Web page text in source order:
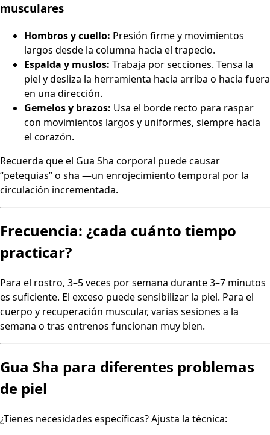
musculares
Hombros y cuello: Presión firme y movimientos
largos desde la columna hacia el trapecio.
Espalda y muslos: Trabaja por secciones. Tensa la
piel y desliza la herramienta hacia arriba o hacia fuera
en una dirección.
Gemelos y brazos: Usa el borde recto para raspar
con movimientos largos y uniformes, siempre hacia
el corazón.
Recuerda que el Gua Sha corporal puede causar
“petequias” o sha —un enrojecimiento temporal por la
circulación incrementada.
Frecuencia: ¿cada cuánto tiempo
practicar?
Para el rostro, 3–5 veces por semana durante 3–7 minutos
es suficiente. El exceso puede sensibilizar la piel. Para el
cuerpo y recuperación muscular, varias sesiones a la
semana o tras entrenos funcionan muy bien.
Gua Sha para diferentes problemas
de piel
¿Tienes necesidades específicas? Ajusta la técnica: